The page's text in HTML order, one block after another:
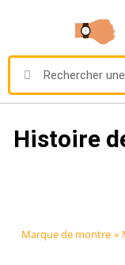
Histoire
Marque de montre »